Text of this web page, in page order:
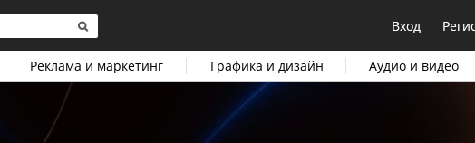
Вход
Реклама и маркетинг Графика и дизайн Аудио и видео